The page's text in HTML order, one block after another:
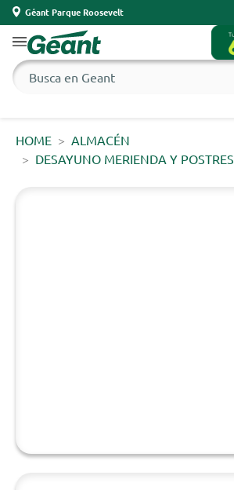
Géant Parque Roosevelt
HOME
ALMACÉN
DESAYUNO MERIENDA Y POSTRES